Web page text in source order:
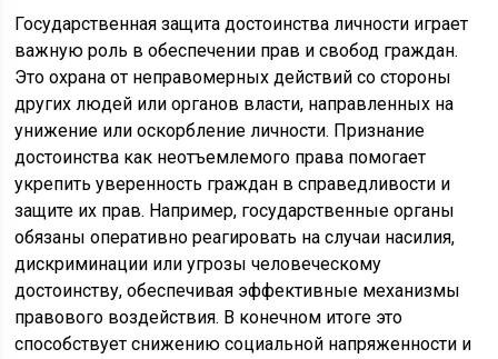
Государственная защита достоинства личности играет
важную роль в обеспечении прав и свобод граждан.
Это охрана от неправомерных действий со стороны
других людей или органов власти, направленных на
унижение или оскорбление личности. Признание
достоинства как неотъемлемого права помогает
укрепить уверенность граждан в справедливости и
защите их прав. Например, государственные органы
обязаны оперативно реагировать на случаи насилия,
дискриминации или угрозы человеческому
достоинству, обеспечивая эффективные механизмы
правового воздействия. В конечном итоге это
способствует снижению социальной напряженности и